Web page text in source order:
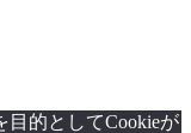
目的としてCookieが